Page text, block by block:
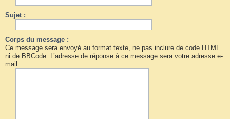
Sujet :
Corps du message :
Ce message sera envoyé au format texte, ne pas inclure de code HTML
ni de BBCode. L’adresse de réponse à ce message sera votre adresse e-
mail.